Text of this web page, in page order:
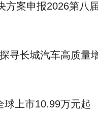
方案申报2026第八
寻长城汽车高质量
球上市10.99万元起